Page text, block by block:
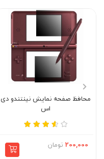
محافظ صفحه نمایش نینتندو دی
اس
200,000 تومان